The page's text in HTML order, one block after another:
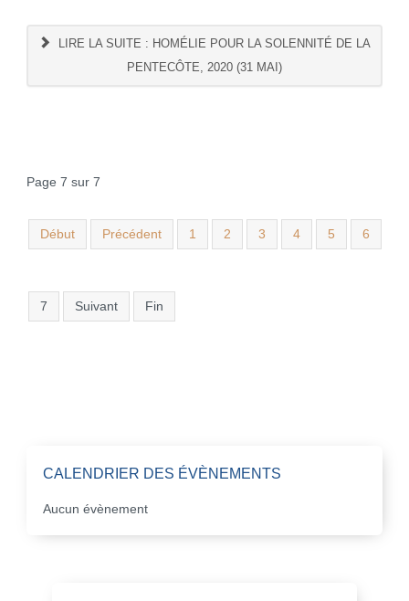
LIRE LA SUITE : HOMÉLIE POUR LA SOLENNITÉ DE LA
PENTECÔTE, 2020 (31 MAI)
Page 7 sur 7
Début Précédent 1 2 3 4 5 6
7 Suivant Fin
CALENDRIER DES ÉVÈNEMENTS
Aucun évènement